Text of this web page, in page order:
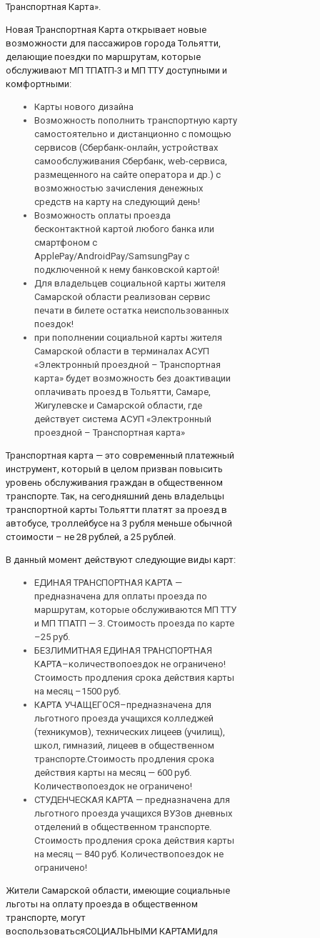
Транспортная Карта».
Новая Транспортная Карта открывает новые
возможности для пассажиров города Тольятти,
делающие поездки по маршрутам, которые
обслуживают МП ТПАТП-3 и МП ТТУ доступными и
комфортными:
Карты нового дизайна
Возможность пополнить транспортную карту
самостоятельно и дистанционно с помощью
сервисов (Сбербанк-онлайн, устройствах
самообслуживания Сбербанк, web-сервиса,
размещенного на сайте оператора и др.) с
возможностью зачисления денежных
средств на карту на следующий день!
Возможность оплаты проезда
бесконтактной картой любого банка или
смартфоном с
ApplePay/AndroidPay/SamsungPay с
подключенной к нему банковской картой!
Для владельцев социальной карты жителя
Самарской области реализован сервис
печати в билете остатка неиспользованных
поездок!
при пополнении социальной карты жителя
Самарской области в терминалах АСУП
«Электронный проездной – Транспортная
карта» будет возможность без доактивации
оплачивать проезд в Тольятти, Самаре,
Жигулевске и Самарской области, где
действует система АСУП «Электронный
проездной – Транспортная карта»
Транспортная карта — это современный платежный
инструмент, который в целом призван повысить
уровень обслуживания граждан в общественном
транспорте. Так, на сегодняшний день владельцы
транспортной карты Тольятти платят за проезд в
автобусе, троллейбусе на 3 рубля меньше обычной
стоимости – не 28 рублей, а 25 рублей.
В данный момент действуют следующие виды карт:
ЕДИНАЯ ТРАНСПОРТНАЯ КАРТА —
предназначена для оплаты проезда по
маршрутам, которые обслуживаются МП ТТУ
и МП ТПАТП — 3. Стоимость проезда по карте
–25 руб.
БЕЗЛИМИТНАЯ ЕДИНАЯ ТРАНСПОРТНАЯ
КАРТА–количествопоездок не ограничено!
Стоимость продления срока действия карты
на месяц –1500 руб.
КАРТА УЧАЩЕГОСЯ–предназначена для
льготного проезда учащихся колледжей
(техникумов), технических лицеев (училищ),
школ, гимназий, лицеев в общественном
транспорте.Стоимость продления срока
действия карты на месяц — 600 руб.
Количествопоездок не ограничено!
СТУДЕНЧЕСКАЯ КАРТА — предназначена для
льготного проезда учащихся ВУЗов дневных
отделений в общественном транспорте.
Стоимость продления срока действия карты
на месяц — 840 руб. Количествопоездок не
ограничено!
Жители Самарской области, имеющие социальные
льготы на оплату проезда в общественном
транспорте, могут
воспользоватьсяСОЦИАЛЬНЫМИ КАРТАМИдля